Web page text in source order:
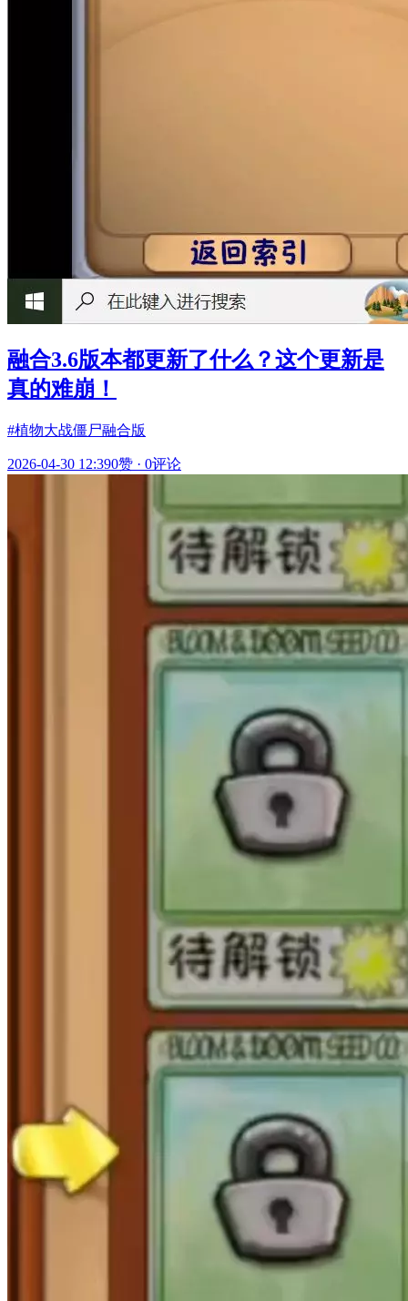
融合3.6版本都更新了什么？这个更新是
真的难崩！
#植物大战僵尸融合版
2026-04-30 12:390赞 · 0评论